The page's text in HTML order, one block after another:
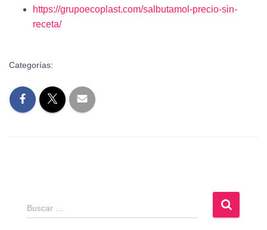
https://grupoecoplast.com/salbutamol-precio-sin-
receta/
Categorías:
B
u
Buscar …